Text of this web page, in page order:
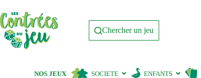
au
contenu
Chercher un jeu
NOS JEUX SOCIETE ENFANTS